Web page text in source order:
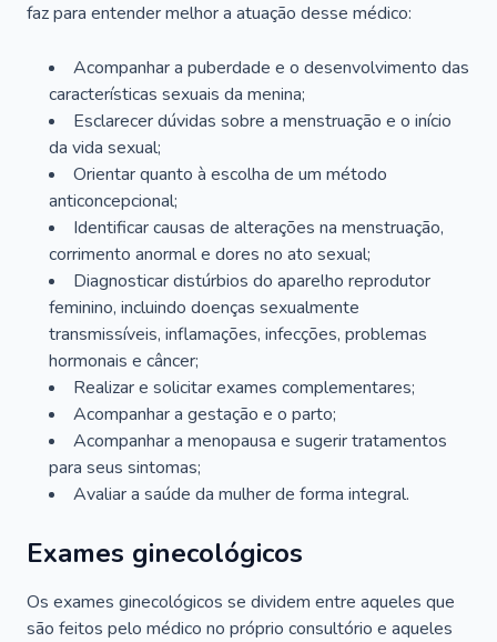
faz para entender melhor a atuação desse médico:
Acompanhar a puberdade e o desenvolvimento das
características sexuais da menina;
Esclarecer dúvidas sobre a menstruação e o início
da vida sexual;
Orientar quanto à escolha de um método
anticoncepcional;
Identificar causas de alterações na menstruação,
corrimento anormal e dores no ato sexual;
Diagnosticar distúrbios do aparelho reprodutor
feminino, incluindo doenças sexualmente
transmissíveis, inflamações, infecções, problemas
hormonais e câncer;
Realizar e solicitar exames complementares;
Acompanhar a gestação e o parto;
Acompanhar a menopausa e sugerir tratamentos
para seus sintomas;
Avaliar a saúde da mulher de forma integral.
Exames ginecológicos
Os exames ginecológicos se dividem entre aqueles que
são feitos pelo médico no próprio consultório e aqueles